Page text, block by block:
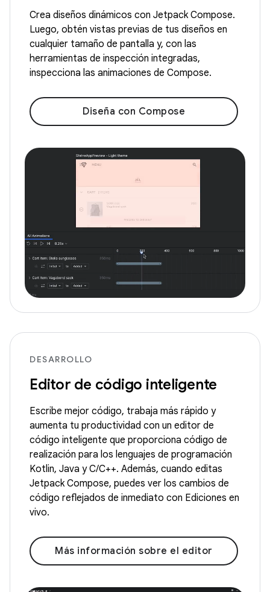
Crea diseños dinámicos con Jetpack Compose.
Luego, obtén vistas previas de tus diseños en
cualquier tamaño de pantalla y, con las
herramientas de inspección integradas,
inspecciona las animaciones de Compose.
Diseña con Compose
DESARROLLO
Editor de código inteligente
Escribe mejor código, trabaja más rápido y
aumenta tu productividad con un editor de
código inteligente que proporciona código de
realización para los lenguajes de programación
Kotlin, Java y C/C++. Además, cuando editas
Jetpack Compose, puedes ver los cambios de
código reflejados de inmediato con Ediciones en
vivo.
Más información sobre el editor